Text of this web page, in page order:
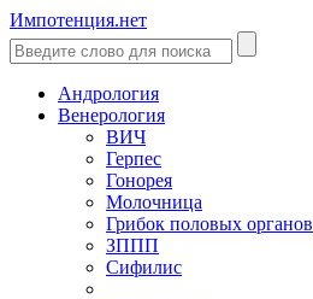
Импотенция.нет
Андрология
Венерология
ВИЧ
Герпес
Гонорея
Молочница
Грибок половых органов
ЗППП
Сифилис